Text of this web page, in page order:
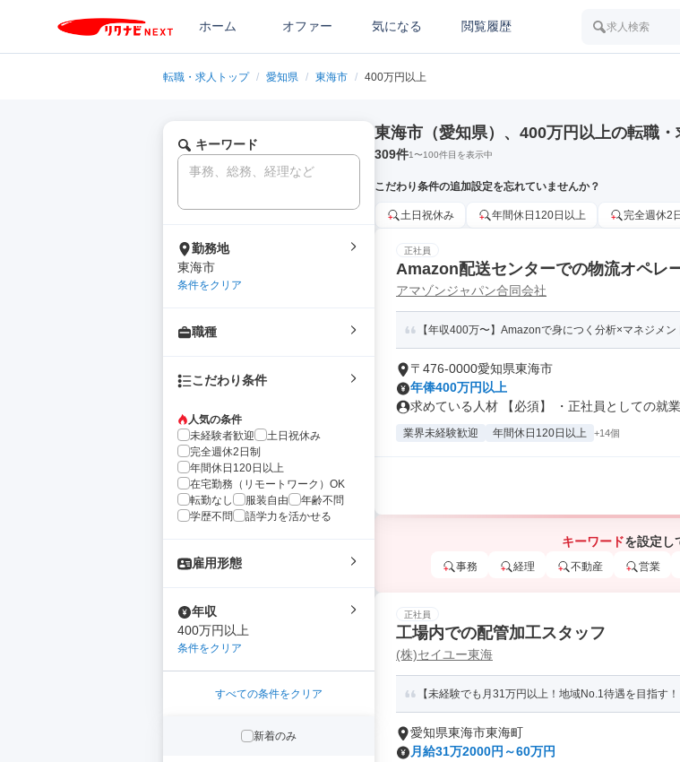
ホーム オファー 気になる 閲覧履歴 求人検索
転職・求人トップ / 愛知県 / 東海市 / 400万円以上
キーワード
勤務地
東海市
条件をクリア
職種
こだわり条件
人気の条件
未経験者歓迎
土日祝休み
完全週休2日制
年間休日120日以上
在宅勤務（リモートワーク）OK
転勤なし
服装自由
年齢不問
学歴不問
語学力を活かせる
雇用形態
年収
400万円以上
条件をクリア
すべての条件をクリア
新着のみ
東海市（愛知県）、400万円以上の転職・
309件1〜100件目を表示中
こだわり条件の追加設定を忘れていませんか？
土日祝休み 年間休日120日以上 完全週休2
正社員
Amazon配送センターでの物流オペレ
アマゾンジャパン合同会社
【年収400万〜】Amazonで身につく分析×マネジメン
〒476-0000愛知県東海市
年俸400万円以上
求めている人材 【必須】 ・正社員としての就
業界未経験歓迎 年間休日120日以上 +14個
キーワードを設定し
事務 経理 不動産 営業
正社員
工場内での配管加工スタッフ
(株)セイユー東海
【未経験でも月31万円以上！地域No.1待遇を目指す
愛知県東海市東海町
月給31万2000円～60万円